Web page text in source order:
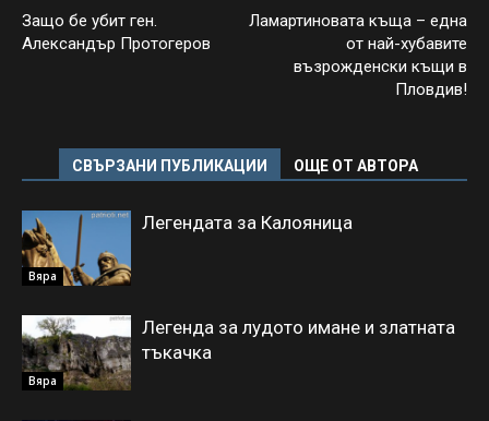
Защо бе убит ген.
Александър Протогеров
Ламартиновата къща – една
от най-хубавите
възрожденски къщи в
Пловдив!
СВЪРЗАНИ ПУБЛИКАЦИИ ОЩЕ ОТ АВТОРА
Вяра
Легендата за Калояница
Вяра
Легенда за лудото имане и златната
тъкачка